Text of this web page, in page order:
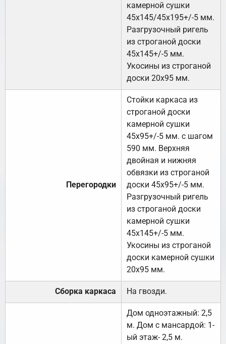
камерной сушки
45х145/45х195+/-5 мм.
Разгрузочный ригель
из строганой доски
45х145+/-5 мм.
Укосины из строганой
доски 20х95 мм.
Перегородки
Стойки каркаса из
строганой доски
камерной сушки
45х95+/-5 мм. с шагом
590 мм. Верхняя
двойная и нижняя
обвязки из строганой
доски 45х95+/-5 мм.
Разгрузочный ригель
из строганой доски
камерной сушки
45х145+/-5 мм.
Укосины из строганой
доски камерной сушки
20х95 мм.
Сборка каркаса На гвозди.
Дом одноэтажный: 2,5
м. Дом с мансардой: 1-
ый этаж- 2,5 м.